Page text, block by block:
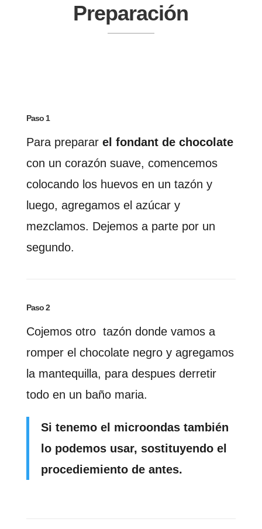
Preparación
Paso 1
Para preparar el fondant de chocolate
con un corazón suave, comencemos
colocando los huevos en un tazón y
luego, agregamos el azúcar y
mezclamos. Dejemos a parte por un
segundo.
Paso 2
Cojemos otro tazón donde vamos a
romper el chocolate negro y agregamos
la mantequilla, para despues derretir
todo en un baño maria.
Si tenemo el microondas también
lo podemos usar, sostituyendo el
procediemiento de antes.